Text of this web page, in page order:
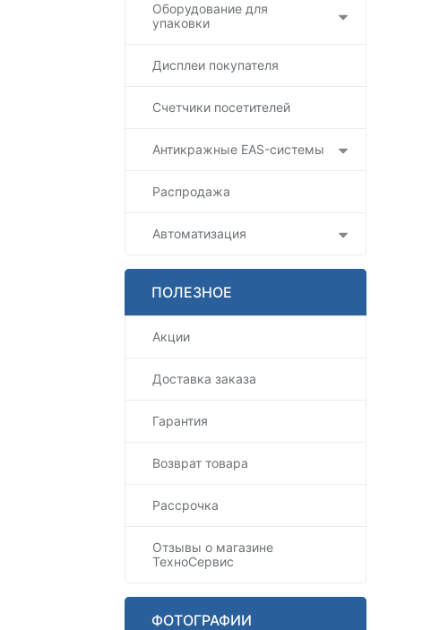
Оборудование для
упаковки
Дисплеи покупателя
Счетчики посетителей
Антикражные EAS-системы
Распродажа
Автоматизация
ПОЛЕЗНОЕ
Акции
Доставка заказа
Гарантия
Возврат товара
Рассрочка
Отзывы о магазине
ТехноСервис
ФОТОГРАФИИ